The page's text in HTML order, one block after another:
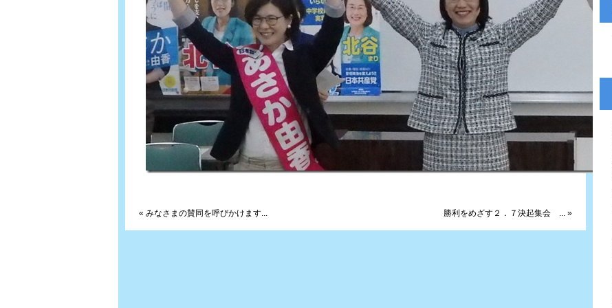
« みなさまの賛同を呼びかけます... 勝利をめざす２．７決起集会 ... »